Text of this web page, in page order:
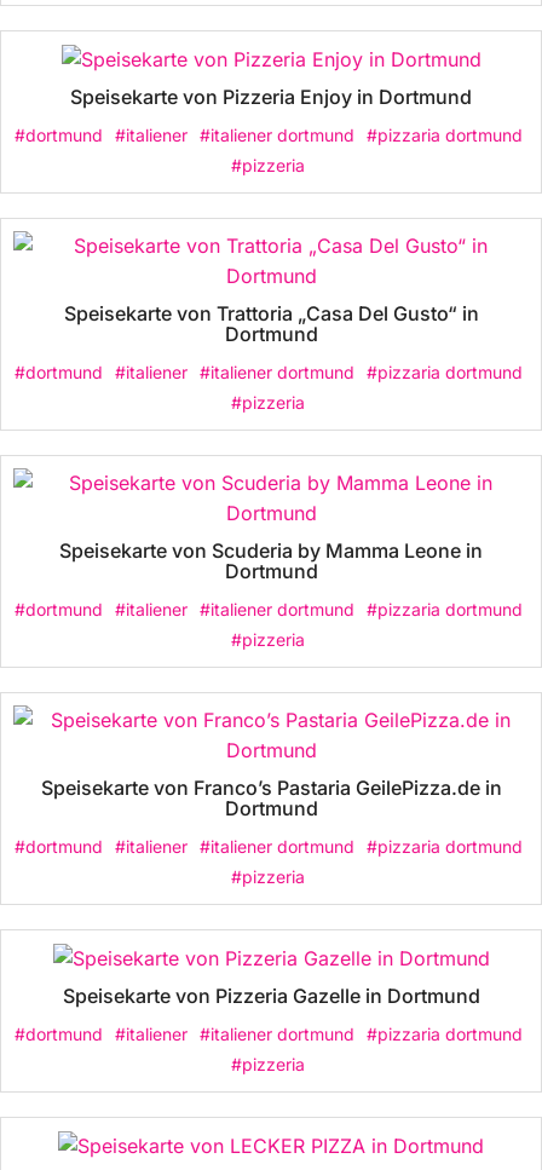
Speisekarte von Pizzeria Enjoy in Dortmund
#dortmund #italiener #italiener dortmund
#pizzaria dortmund
#pizzeria
Speisekarte von Trattoria „Casa Del Gusto“ in
Dortmund
#dortmund #italiener #italiener dortmund
#pizzaria dortmund
#pizzeria
Speisekarte von Scuderia by Mamma Leone in
Dortmund
#dortmund #italiener #italiener dortmund
#pizzaria dortmund
#pizzeria
Speisekarte von Franco’s Pastaria GeilePizza.de in
Dortmund
#dortmund #italiener #italiener dortmund
#pizzaria dortmund
#pizzeria
Speisekarte von Pizzeria Gazelle in Dortmund
#dortmund #italiener #italiener dortmund
#pizzaria dortmund
#pizzeria